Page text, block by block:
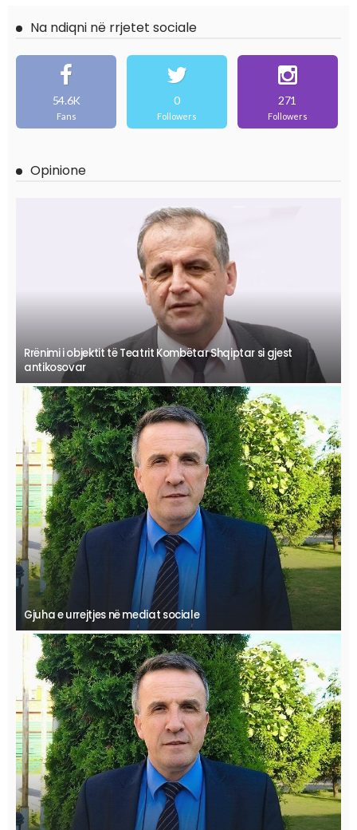
Na ndiqni në rrjetet sociale
54.6K
Fans
0
Followers
271
Followers
Opinione
Rrënimi i objektit të Teatrit Kombëtar Shqiptar si gjest
antikosovar
Gjuha e urrejtjes në mediat sociale